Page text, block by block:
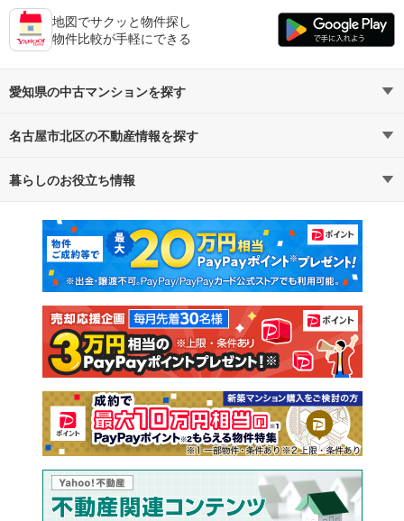
地図でサクッと物件探し
物件比較が手軽にできる
愛知県の中古マンションを探す
路線・駅から探す
通勤・通学時間から探す
名古屋市北区の不動産情報を探す
不動産・住宅
新築マンション 中古マンション
新築一戸建て 中古一戸建て
注文住宅 土地
売却査定
暮らしのお役立ち情報
マンションカタログ 教えて！住まいの先生